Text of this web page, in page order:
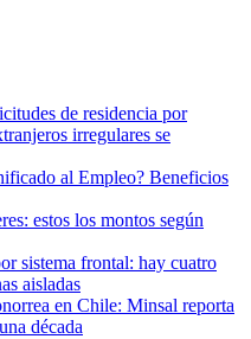
de residencia por
irregulares se
al Empleo? Beneficios
estos los montos según
sistema frontal: hay cuatro
aisladas
en Chile: Minsal reporta
década